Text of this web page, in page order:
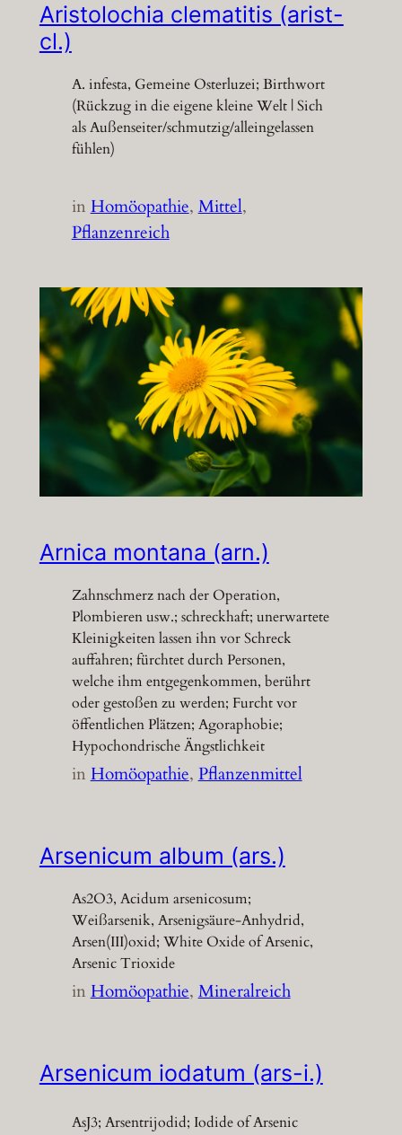
Aristolochia clematitis (arist-
cl.)
A. infesta, Gemeine Osterluzei; Birthwort
(Rückzug in die eigene kleine Welt | Sich
als Außenseiter/schmutzig/alleingelassen
fühlen)
inHomöopathie, Mittel
Pflanzenreich
Arnica montana (arn.)
Zahnschmerz nach der Operation,
Plombieren usw.; schreckhaft; unerwartete
Kleinigkeiten lassen ihn vor Schreck
auffahren; fürchtet durch Personen,
welche ihm entgegenkommen, berührt
oder gestoßen zu werden; Furcht vor
öffentlichen Plätzen; Agoraphobie;
Hypochondrische Ängstlichkeit
inHomöopathie, Pflanzenmittel
Arsenicum album (ars.)
As2O3, Acidum arsenicosum;
Weißarsenik, Arsenigsäure-Anhydrid,
Arsen(III)oxid; White Oxide of Arsenic,
Arsenic Trioxide
inHomöopathie, Mineralreich
Arsenicum iodatum (ars-i.)
AsJ3; Arsentrijodid; Iodide of Arsenic